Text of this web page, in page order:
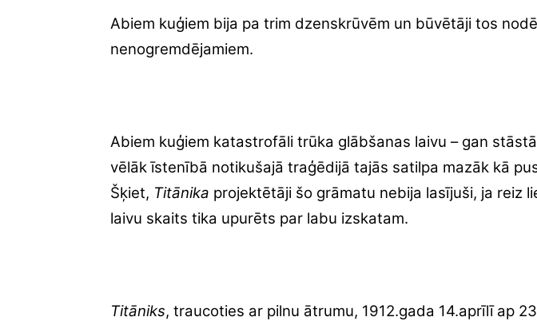
Abiem kuģiem bija pa trim dzenskrūvēm un būvētāji tos
nenogremdējamiem.
Abiem kuģiem katastrofāli trūka glābšanas laivu – gan
vēlāk īstenībā notikušajā traģēdijā tajās satilpa mazāk kā
Šķiet, Titānika projektētāji šo grāmatu nebija lasījuši, ja reiz
laivu skaits tika upurēts par labu izskatam.
Titāniks, traucoties ar pilnu ātrumu, 1912.gada 14.aprīlī ap